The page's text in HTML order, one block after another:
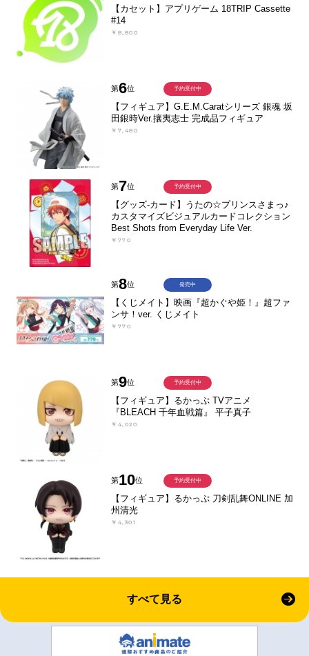
【カセット】アプリゲーム 18TRIP Cassette
#14
￥8,800
第6位
【フィギュア】G.E.M.Caratシリーズ 銀魂 坂
田銀時Ver.攘夷志士 完成品フィギュア
￥7,480
予約受付中
第7位
【グッズ-カード】うたの☆プリンスさまっ♪
カスタマイズビジュアルカードコレクション
Best Shots from Everyday Life Ver.
￥770
予約受付中
第8位
【くじメイト】映画『超かぐや姫！』超ファ
ンサ！ver. くじメイト
￥770
発売中
第9位
【フィギュア】るかっぷ TVアニメ
『BLEACH 千年血戦篇』 平子真子
￥4,020
予約受付中
第10位
【フィギュア】るかっぷ 刀剣乱舞ONLINE 加
州清光
￥4,301
予約受付中
すべて見る